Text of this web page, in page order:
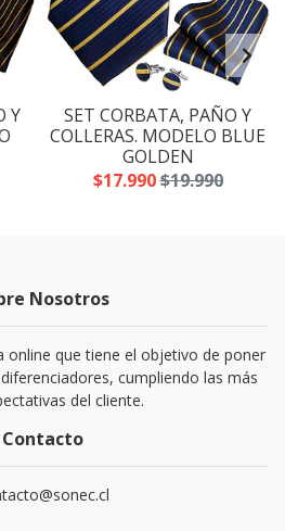
Y
SET CORBATA, PAÑO Y
COLLERAS. MODELO BLUE
GOLDEN
$17.990$19.990
Nosotros
online que tiene el objetivo de poner
cumpliendo las más
del cliente.
Contacto